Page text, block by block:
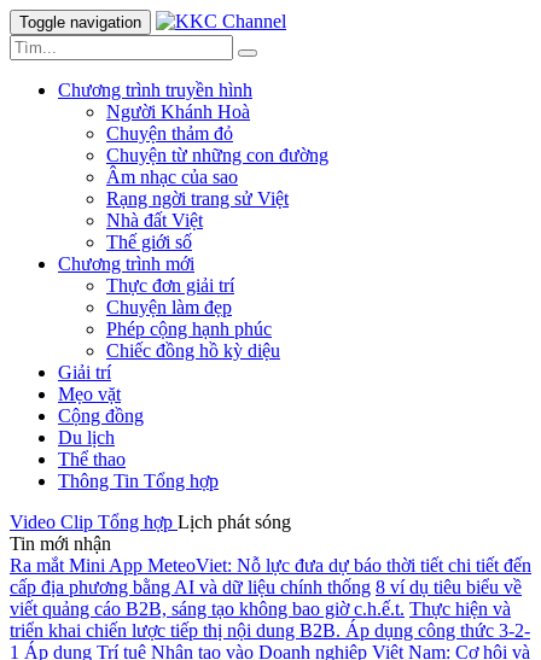
Toggle navigation
Chương trình truyền hình
Người Khánh Hoà
Chuyện thảm đỏ
Chuyện từ những con đường
Âm nhạc của sao
Rạng ngời trang sử Việt
Nhà đất Việt
Thế giới số
Chương trình mới
Thực đơn giải trí
Chuyện làm đẹp
Phép cộng hạnh phúc
Chiếc đồng hồ kỳ diệu
Giải trí
Mẹo vặt
Cộng đồng
Du lịch
Thể thao
Thông Tin Tổng hợp
Video Clip Tổng hợp Lịch phát sóng
Tin mới nhận
Ra mắt Mini App MeteoViet: Nỗ lực đưa dự báo thời tiết chi tiết đến
cấp địa phương bằng AI và dữ liệu chính thống 8 ví dụ tiêu biểu về
viết quảng cáo B2B, sáng tạo không bao giờ c.h.ế.t. Thực hiện và
triển khai chiến lược tiếp thị nội dung B2B. Áp dụng công thức 3-2-
1 Áp dụng Trí tuệ Nhân tạo vào Doanh nghiệp Việt Nam: Cơ hội và